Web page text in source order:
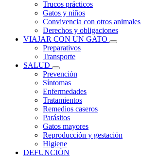
Trucos prácticos
Gatos y niños
Convivencia con otros animales
Derechos y obligaciones
VIAJAR CON UN GATO
Preparativos
Transporte
SALUD
Prevención
Síntomas
Enfermedades
Tratamientos
Remedios caseros
Parásitos
Gatos mayores
Reproducción y gestación
Higiene
DEFUNCIÓN